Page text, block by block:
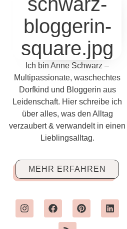
Ich bin Anne Schwarz –
Multipassionate, waschechtes
Dorfkind und Bloggerin aus
Leidenschaft. Hier schreibe ich
über alles, was den Alltag
verzaubert & verwandelt in einen
Lieblingsalltag.
MEHR ERFAHREN